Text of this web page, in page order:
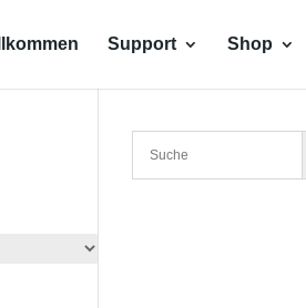
Support Shop